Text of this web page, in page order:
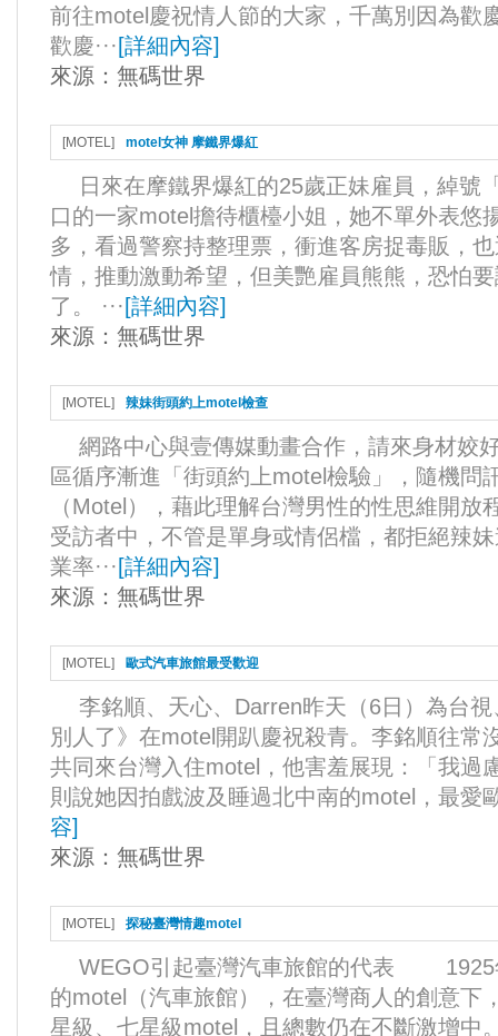
前往motel慶祝情人節的大家，千萬別因為歡
歡慶··· [詳細內容]
來源： 無碼世界
[MOTEL] motel女神 摩鐵界爆紅
日來在摩鐵界爆紅的25歲正妹雇員，綽號
口的一家motel擔待櫃檯小姐，她不單外表悠
多，看過警察持整理票，衝進客房捉毒販，
情，推動激動希望，但美艷雇員熊熊，恐怕
了。 ··· [詳細內容]
來源： 無碼世界
[MOTEL] 辣妹街頭約上motel檢查
網路中心與壹傳媒動畫合作，請來身材姣
區循序漸進「街頭約上motel檢驗」，隨機問
（Motel），藉此理解台灣男性的性思維開
受訪者中，不管是單身或情侶檔，都拒絕辣
業率··· [詳細內容]
來源： 無碼世界
[MOTEL] 歐式汽車旅館最受歡迎
李銘順、天心、Darren昨天（6日）為台
別人了》在motel開趴慶祝殺青。李銘順往常
共同來台灣入住motel，他害羞展現：「我過
則說她因拍戲波及睡過北中南的motel，最愛
容]
來源： 無碼世界
[MOTEL] 探秘臺灣情趣motel
WEGO引起臺灣汽車旅館的代表 1925
的motel（汽車旅館），在臺灣商人的創意下
星級、七星級motel，且總數仍在不斷激增中